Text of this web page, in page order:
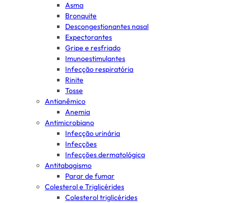
Asma
Bronquite
Descongestionantes nasal
Expectorantes
Gripe e resfriado
Imunoestimulantes
Infecção respiratória
Rinite
Tosse
Antianêmico
Anemia
Antimicrobiano
Infecção urinária
Infecções
Infecções dermatológica
Antitabagismo
Parar de fumar
Colesterol e Triglicérides
Colesterol triglicérides